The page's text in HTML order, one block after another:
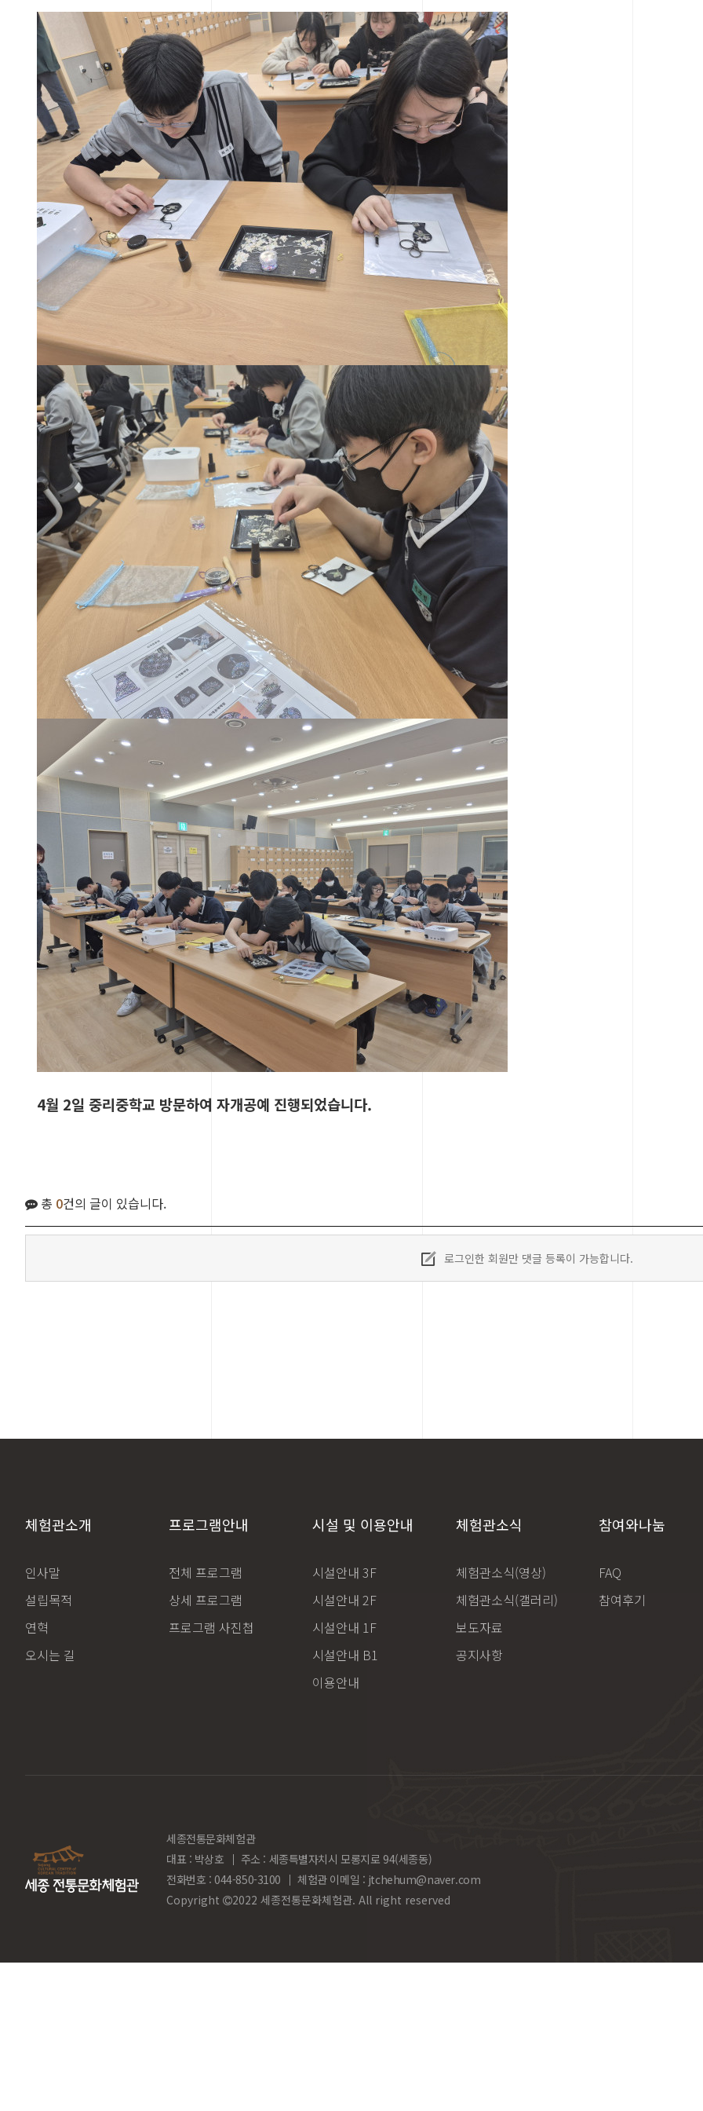
4월 2일 중리중학교 방문하여 자개공예 진행되었습니다.
총 0건의 글이 있습니다.
로그인한 회원만 댓글 등록이 가능합니다.
체험관소개
인사말
설립목적
연혁
오시는 길
프로그램안내
전체 프로그램
상세 프로그램
프로그램 사진첩
시설 및 이용안내
시설안내 3F
시설안내 2F
시설안내 1F
시설안내 B1
이용안내
체험관소식
체험관소식(영상)
체험관소식(갤러리)
보도자료
공지사항
참여와나눔
FAQ
참여후기
세종전통문화체험관
대표 : 박상호
주소 : 세종특별자치시 모롱지로 94(세종동)
전화번호 : 044-850-3100
체험관 이메일 : jtchehum@naver.com
Copyright
2022 세종전통문화체험관. All right reserved